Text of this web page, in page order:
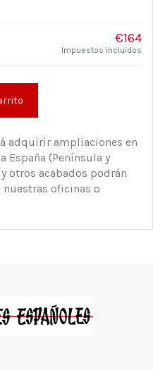
€164
Impuestos incluidos
adquirir ampliaciones en
España (Península y
otros acabados podrán
oficinas o